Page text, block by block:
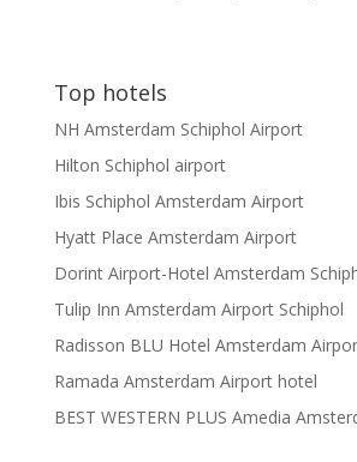
Top hotels
NH Amsterdam Schiphol Airport
Hilton Schiphol airport
Ibis Schiphol Amsterdam Airport
Hyatt Place Amsterdam Airport
Dorint Airport-Hotel Amsterdam
Tulip Inn Amsterdam Airport Schiphol
Radisson BLU Hotel Amsterdam
Ramada Amsterdam Airport hotel
BEST WESTERN PLUS Amedia